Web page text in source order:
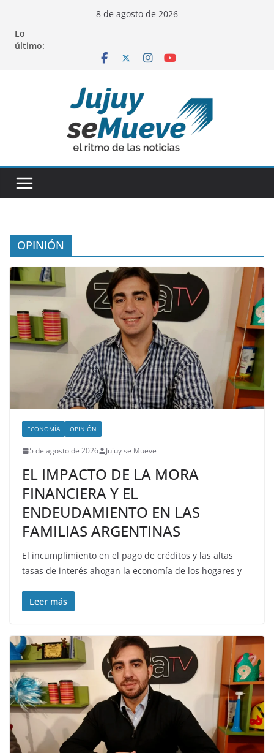
contenido
8 de agosto de 2026
Lo
último:
OPINIÓN
ECONOMÍA OPINIÓN
5 de agosto de 2026 Jujuy se Mueve
EL IMPACTO DE LA MORA
FINANCIERA Y EL
ENDEUDAMIENTO EN LAS
FAMILIAS ARGENTINAS
El incumplimiento en el pago de créditos y las altas
tasas de interés ahogan la economía de los hogares y
Leer más